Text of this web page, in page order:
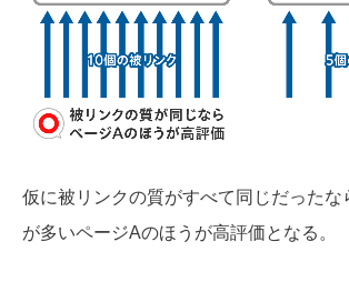
仮に被リンクの質がすべて同じだったな
が多いページAのほうが高評価となる。